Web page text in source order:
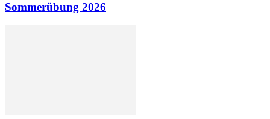
Sommerübung 2026